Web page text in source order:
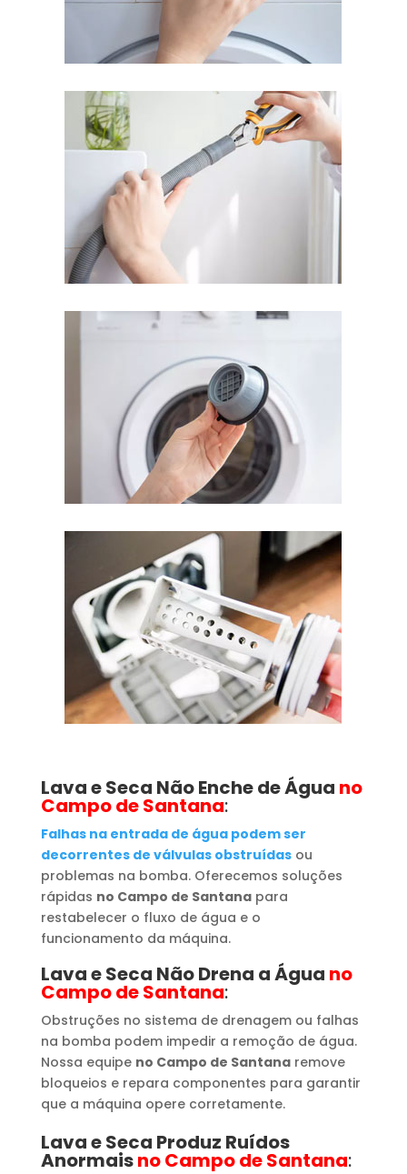
Lava e Seca Não Enche de Água no
Campo de Santana:
Falhas na entrada de água podem ser
decorrentes de válvulas obstruídasou
problemas na bomba. Oferecemos soluções
rápidas no Campo de Santanapara
restabelecer o fluxo de água e o
funcionamento da máquina.
Lava e Seca Não Drena a Água no
Campo de Santana:
Obstruções no sistema de drenagem ou falhas
na bomba podem impedir a remoção de água.
Nossa equipe no Campo de Santanaremove
bloqueios e repara componentes para garantir
que a máquina opere corretamente.
Lava e Seca Produz Ruídos
Anormaisno Campo de Santana: